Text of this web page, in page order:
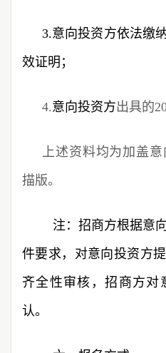
3.意向投资方依法缴
效证明；
4.意向投资方出具的
上述资料均为加盖意
描版。
注：招商方根据意
件要求，对意向投资方
齐全性审核，招商方对
认。